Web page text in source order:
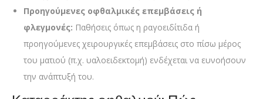
Προηγούμενες οφθαλμικές επεμβάσεις ή
φλεγμονές: Παθήσεις όπως η ραγοειδίτιδα ή
προηγούμενες χειρουργικές επεμβάσεις στο πίσω μέρος
του ματιού (π.χ. υαλοειδεκτομή) ενδέχεται να ευνοήσουν
την ανάπτυξή του.